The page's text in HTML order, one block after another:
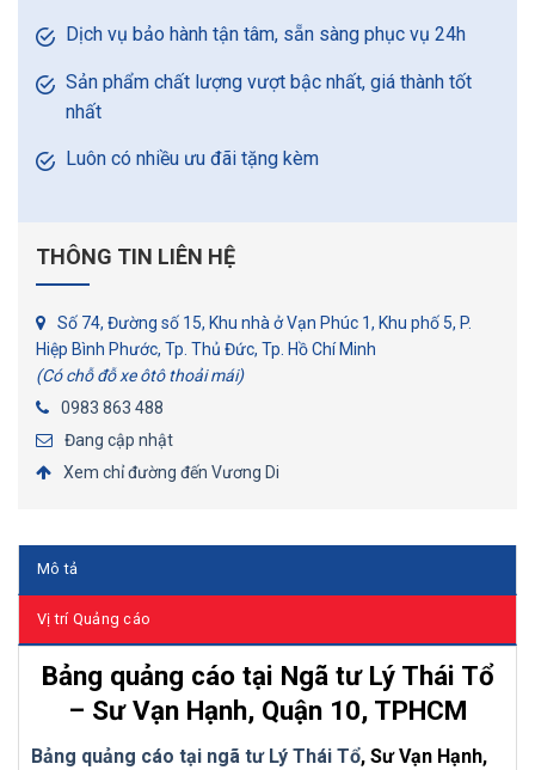
Dịch vụ bảo hành tận tâm, sẵn sàng phục vụ 24h
Sản phẩm chất lượng vượt bậc nhất, giá thành tốt
nhất
Luôn có nhiều ưu đãi tặng kèm
THÔNG TIN LIÊN HỆ
Số 74, Đường số 15, Khu nhà ở Vạn Phúc 1, Khu phố 5, P.
Hiệp Bình Phước, Tp. Thủ Đức, Tp. Hồ Chí Minh
(Có chỗ đỗ xe ôtô thoải mái)
0983 863 488
Đang cập nhật
Xem chỉ đường đến Vương Di
Mô tả
Vị trí Quảng cáo
Bảng quảng cáo tại Ngã tư Lý Thái Tổ
– Sư Vạn Hạnh, Quận 10, TPHCM
Bảng quảng cáo tại ngã tư Lý Thái Tổ, Sư Vạn Hạnh,